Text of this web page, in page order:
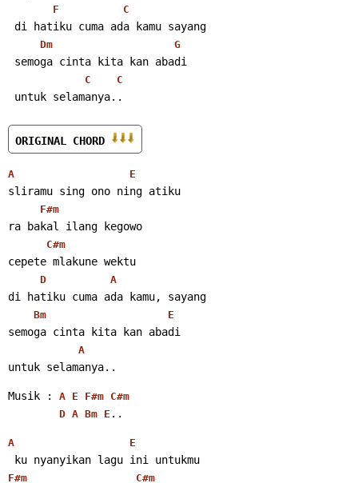
F C
di hatiku cuma ada kamu sayang
Dm G
semoga cinta kita kan abadi
C C
untuk selamanya..
ORIGINAL CHORD
A E
sliramu sing ono ning atiku
F#m
ra bakal ilang kegowo
C#m
cepete mlakune wektu
D A
di hatiku cuma ada kamu, sayang
Bm E
semoga cinta kita kan abadi
A
untuk selamanya..
Musik : A E F#m C#m
D A Bm E ..
A E
ku nyanyikan lagu ini untukmu
F#m C#m